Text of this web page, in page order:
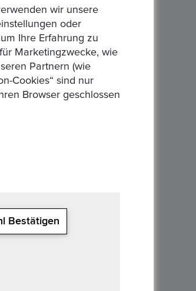
wir unsere
oder
Ihre Erfahrung zu
Marketingzwecke, wie
Partnern (wie
Cookies“ sind nur
Browser geschlossen
Bestätigen